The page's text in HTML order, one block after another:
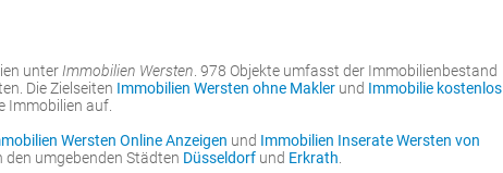
unter Immobilien Wersten . 978 Objekte umfasst der Immobilienbestand
Die Zielseiten Immobilien Wersten ohne Makler und Immobilie kostenlos
Immobilien auf.
Wersten Online Anzeigen und Immobilien Inserate Wersten von
den umgebenden Städten Düsseldorf und Erkrath